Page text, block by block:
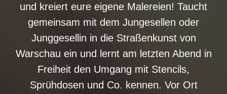
und kreiert eure eigene Malereien! Taucht
gemeinsam mit dem Jungesellen oder
Junggesellin in die Straßenkunst von
Warschau ein und lernt am letzten Abend in
Freiheit den Umgang mit Stencils,
Sprühdosen und Co. kennen. Vor Ort